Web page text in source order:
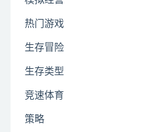
热门游戏
生存冒险
生存类型
竞速体育
策略